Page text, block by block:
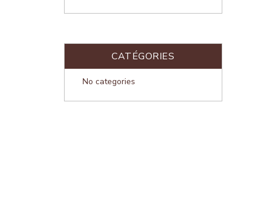
CATÉGORIES
No categories